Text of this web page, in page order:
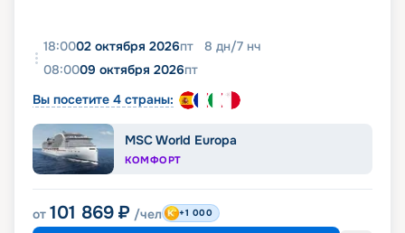
18:0002 октября 2026пт 8 дн/7 нч
08:0009 октября 2026пт
Вы посетите 4 страны:
MSC World Europa
КОМФОРТ
от 101 869 ₽ /чел +1 000